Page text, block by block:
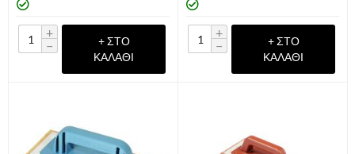
+
−
+ ΣΤΟ
ΚΑΛΆΘΙ
+
−
+ ΣΤΟ
ΚΑΛΆΘΙ